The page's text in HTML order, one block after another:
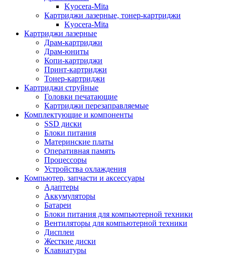
Kyocera-Mita
Картриджи лазерные, тонер-картриджи
Kyocera-Mita
Картриджи лазерные
Драм-картриджи
Драм-юниты
Копи-картриджи
Принт-картриджи
Тонер-картриджи
Картриджи струйные
Головки печатающие
Картриджи перезаправляемые
Комплектующие и компоненты
SSD диски
Блоки питания
Материнские платы
Оперативная память
Процессоры
Устройства охлаждения
Компьютер. запчасти и аксессуары
Адаптеры
Аккумуляторы
Батареи
Блоки питания для компьютерной техники
Вентиляторы для компьютерной техники
Дисплеи
Жесткие диски
Клавиатуры